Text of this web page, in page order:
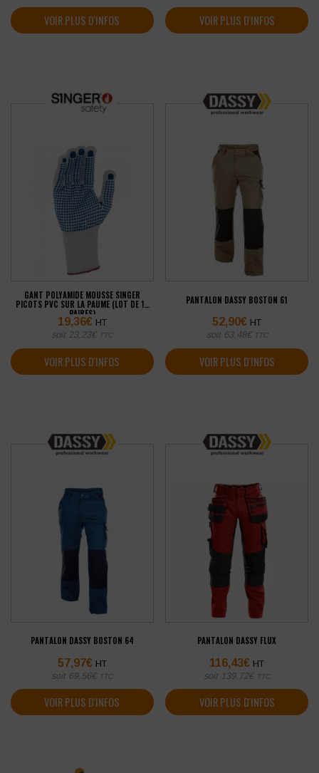
VOIR PLUS D'INFOS VOIR PLUS D'INFOS
GANT POLYAMIDE MOUSSE SINGER
PICOTS PVC SUR LA PAUME (LOT DE 10
PAIRES)
19,36€ HT
soit 23,23€ TTC
VOIR PLUS D'INFOS
PANTALON DASSY BOSTON 61
52,90€ HT
soit 63,48€ TTC
VOIR PLUS D'INFOS
PANTALON DASSY BOSTON 64
57,97€ HT
soit 69,56€ TTC
VOIR PLUS D'INFOS
PANTALON DASSY FLUX
116,43€ HT
soit 139,72€ TTC
VOIR PLUS D'INFOS